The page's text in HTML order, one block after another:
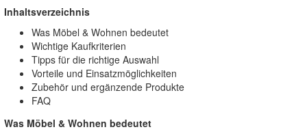
Inhaltsverzeichnis
Was Möbel & Wohnen bedeutet
Wichtige Kaufkriterien
Tipps für die richtige Auswahl
Vorteile und Einsatzmöglichkeiten
Zubehör und ergänzende Produkte
FAQ
Was Möbel & Wohnen bedeutet